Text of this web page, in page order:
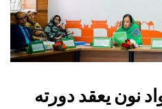
نون يعقد دورته